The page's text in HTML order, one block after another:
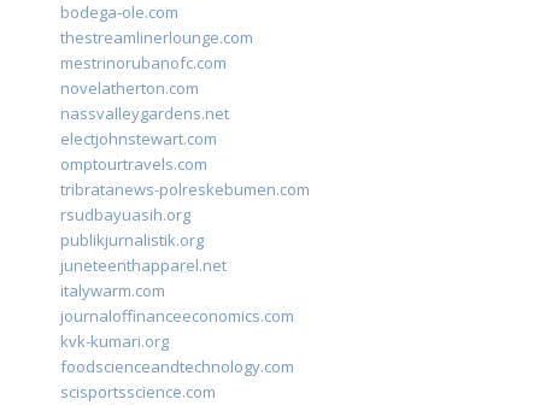
bodega-ole.com
thestreamlinerlounge.com
mestrinorubanofc.com
novelatherton.com
nassvalleygardens.net
electjohnstewart.com
omptourtravels.com
tribratanews-polreskebumen.com
rsudbayuasih.org
publikjurnalistik.org
juneteenthapparel.net
italywarm.com
journaloffinanceeconomics.com
kvk-kumari.org
foodscienceandtechnology.com
scisportsscience.com